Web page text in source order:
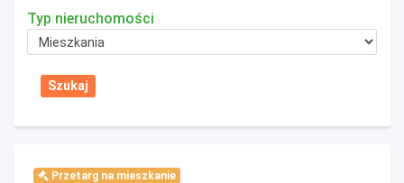
Typ nieruchomości
Przetarg na mieszkanie